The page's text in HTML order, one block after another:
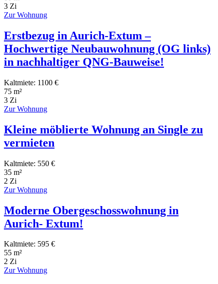
3 Zi
Zur Wohnung
Erstbezug in Aurich-Extum –
Hochwertige Neubauwohnung (OG links)
in nachhaltiger QNG-Bauweise!
Kaltmiete: 1100 €
75 m²
3 Zi
Zur Wohnung
Kleine möblierte Wohnung an Single zu
vermieten
Kaltmiete: 550 €
35 m²
2 Zi
Zur Wohnung
Moderne Obergeschosswohnung in
Aurich- Extum!
Kaltmiete: 595 €
55 m²
2 Zi
Zur Wohnung